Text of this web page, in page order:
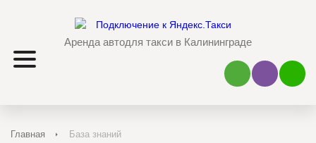
Аренда автодля такси в Калининграде
Наш ViberНаш
Главная База знаний